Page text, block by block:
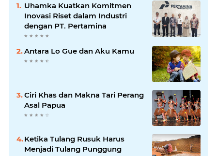
Uhamka Kuatkan Komitmen
Inovasi Riset dalam Industri
dengan PT. Pertamina
Antara Lo Gue dan Aku Kamu
Ciri Khas dan Makna Tari Perang
Asal Papua
Ketika Tulang Rusuk Harus
Menjadi Tulang Punggung